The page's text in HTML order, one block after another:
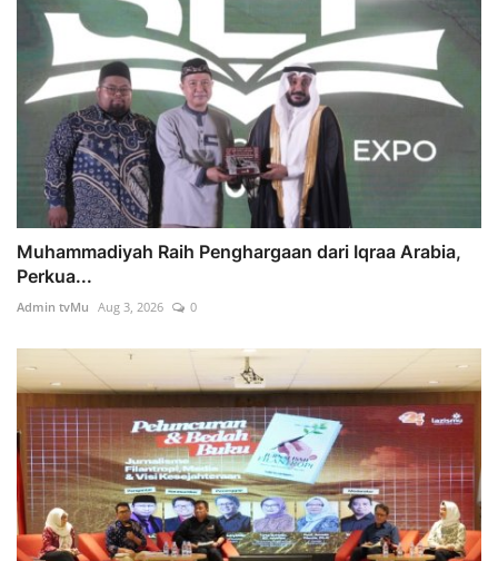
Muhammadiyah Raih Penghargaan dari Iqraa Arabia,
Perkua...
Admin tvMu Aug 3, 2026 0